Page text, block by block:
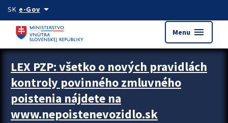
Preskocit na hlavný obsah
SK e-Govarrow_drop_down
Menu menu
Zastavit automatický posun upútavok
LEX PZP: všetko o nových pravidlách
kontroly povinného zmluvného
poistenia nájdete na
www.nepoistenevozidlo.sk